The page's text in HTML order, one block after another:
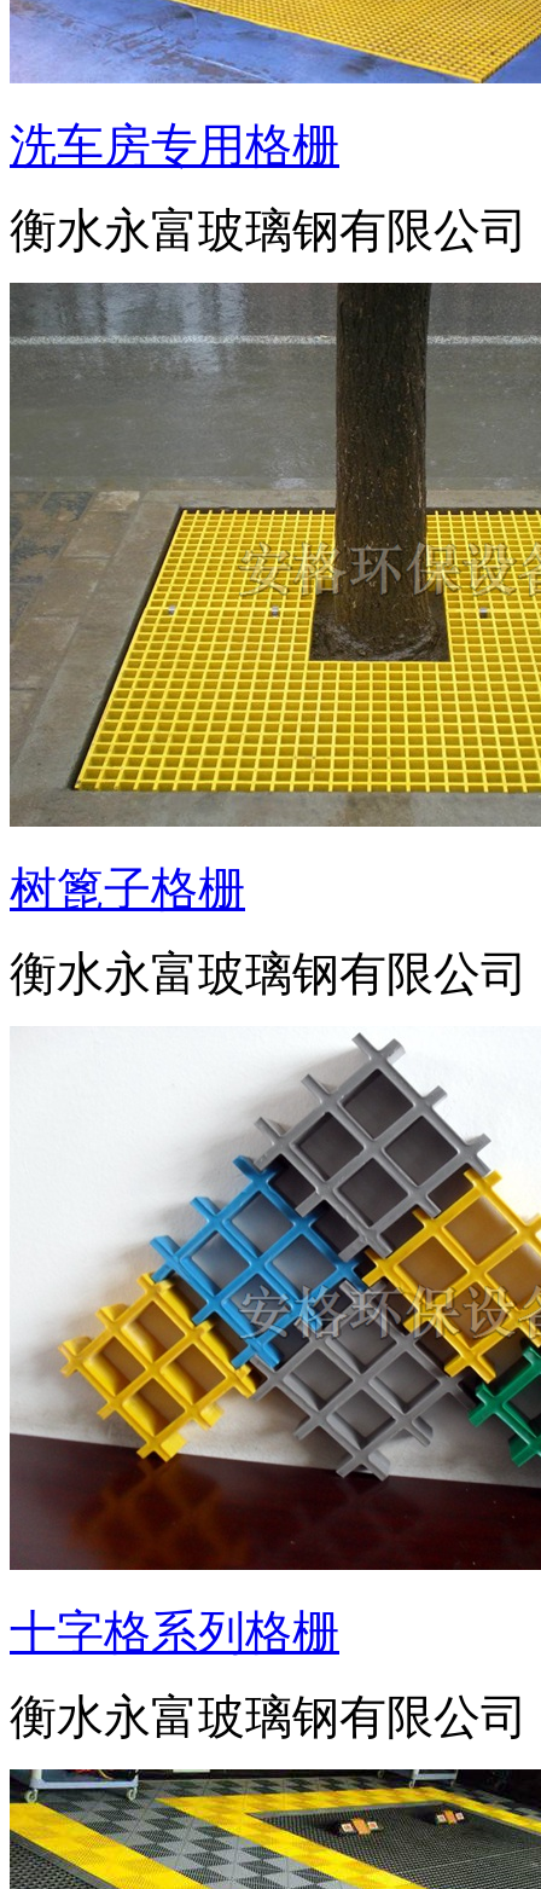
洗车房专用格栅
衡水永富玻璃钢有限公司
树篦子格栅
衡水永富玻璃钢有限公司
十字格系列格栅
衡水永富玻璃钢有限公司